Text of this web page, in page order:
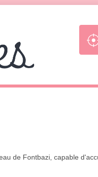
de Fontbazi, capable